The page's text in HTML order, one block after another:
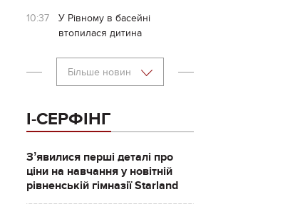
10:37
У Рівному в басейні
втопилася дитина
Більше новин
І-СЕРФІНГ
Зʼявилися перші деталі про
ціни на навчання у новітній
рівненській гімназії Starland